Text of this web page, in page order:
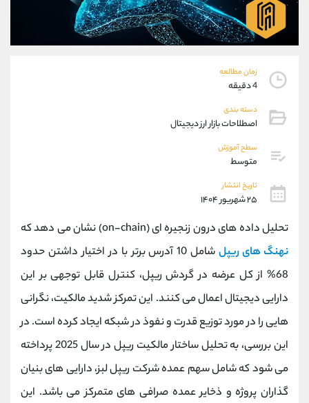
زمان مطالعه
4 دقیقه
دسته بندی
اصطلاحات بازار ارز دیجیتال
سطح آموزش
متوسط
تاریخ انتشار
۲۵ شهریور ۱۴۰۴
تحلیل داده‌ های درون‌ زنجیره ‌ای (on-chain) نشان می‌ دهد که
نهنگ های ریپل
شامل 10 آدرس برتر با در اختیار داشتن حدود
68% از کل عرضه در گردش ریپل، کنترل قابل توجهی بر این
دارایی دیجیتال اعمال می کنند. این تمرکز شدید مالکیت، نگرانی
‌هایی را در مورد توزیع قدرت و نفوذ در شبکه ایجاد کرده است. در
این بررسی، به تحلیل ساختار مالکیت ریپل در سال 2025 پرداخته
می ‌شود که شامل سهم عمده شرکت ریپل لبز، دارایی‌ های بنیان
‌گذاران پروژه و ذخایر عمده صرافی ‌های متمرکز می ‌باشد. این
09304891085
واتساپ شروع گفتگو
تلگرام @Armteam_admin_103
پشتیبان فروش
موبایل
اطلاعات تماس (دفتر فروش)
تلفن 021-22021030
021-22021040
بدون پیش شماره
اینستاگرام @alireza.mehrabii
کانال تلگرام @alirezamehrabi_com
@alirezamehrabi_official